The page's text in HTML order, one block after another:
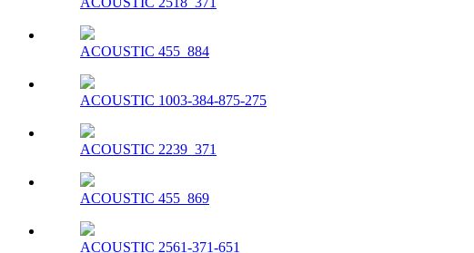
ACOUSTIC 455_884
ACOUSTIC 1003-384-875-275
ACOUSTIC 2239_371
ACOUSTIC 455_869
ACOUSTIC 2561-371-651